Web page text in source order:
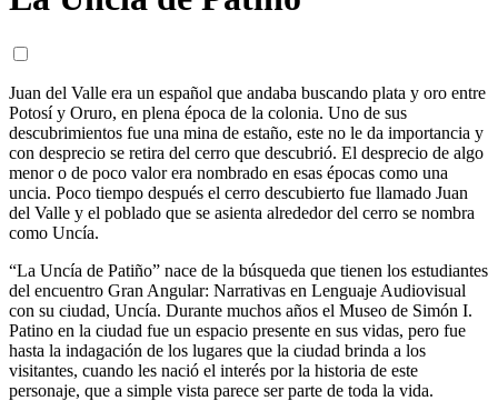
Juan del Valle era un español que andaba buscando plata y oro entre
Potosí y Oruro, en plena época de la colonia. Uno de sus
descubrimientos fue una mina de estaño, este no le da importancia y
con desprecio se retira del cerro que descubrió. El desprecio de algo
menor o de poco valor era nombrado en esas épocas como una
uncia. Poco tiempo después el cerro descubierto fue llamado Juan
del Valle y el poblado que se asienta alrededor del cerro se nombra
como Uncía.
“La Uncía de Patiño” nace de la búsqueda que tienen los estudiantes
del encuentro Gran Angular: Narrativas en Lenguaje Audiovisual
con su ciudad, Uncía. Durante muchos años el Museo de Simón I.
Patino en la ciudad fue un espacio presente en sus vidas, pero fue
hasta la indagación de los lugares que la ciudad brinda a los
visitantes, cuando les nació el interés por la historia de este
personaje, que a simple vista parece ser parte de toda la vida.